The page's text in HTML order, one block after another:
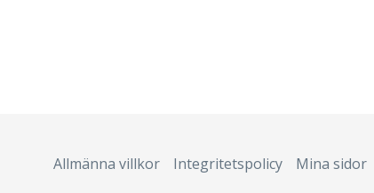
Allmänna villkor Integritetspolicy Mina sidor